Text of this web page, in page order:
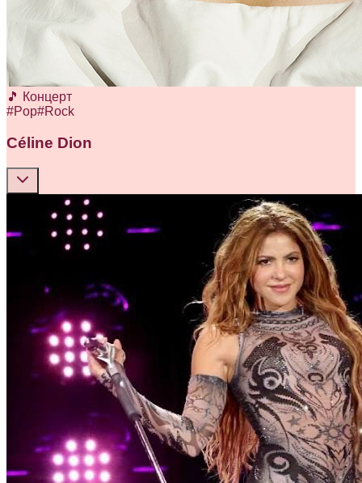
🎵 Концерт
#Pop#Rock
Céline Dion